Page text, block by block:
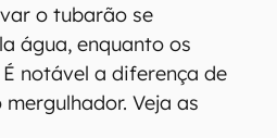
o tubarão se
água, enquanto os
notável a diferença de
Veja as